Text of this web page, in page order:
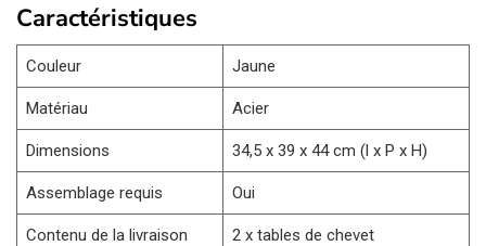
Caractéristiques
Couleur Jaune
Matériau Acier
Dimensions 34,5 x 39 x 44 cm (l x P x H)
Assemblage requis Oui
Contenu de la livraison 2 x tables de chevet